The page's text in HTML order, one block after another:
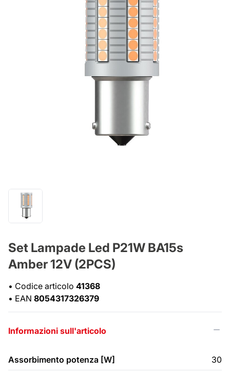
Set Lampade Led P21W BA15s
Amber 12V (2PCS)
• Codice articolo 41368
• EAN 8054317326379
Informazioni sull'articolo
Assorbimento potenza [W] 30